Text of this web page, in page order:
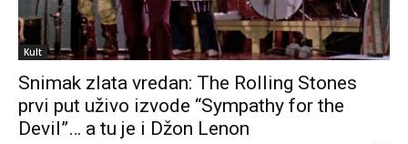
Kult
Snimak zlata vredan: The Rolling Stones
prvi put uživo izvode “Sympathy for the
Devil”… a tu je i Džon Lenon